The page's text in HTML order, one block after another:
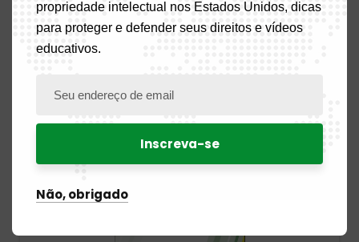
PUBLICATION N° 08DM / 2026 Du 03 Juillet 2026
propriedade intelectual nos Estados Unidos, dicas
para proteger e defender seus direitos e vídeos
educativos.
Não, obrigado